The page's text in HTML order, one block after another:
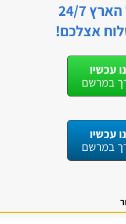
24/7
אצלכם!
עכשיו
במרשם
עכשיו
במרשם